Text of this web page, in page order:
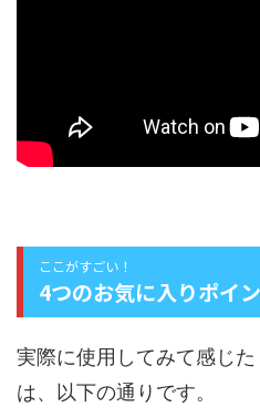
ここがすごい！
4つのお気に入りポイ
実際に使用してみて感じた
は、以下の通りです。